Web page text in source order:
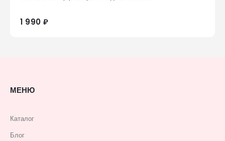
1 990 ₽
МЕНЮ
Каталог
Блог